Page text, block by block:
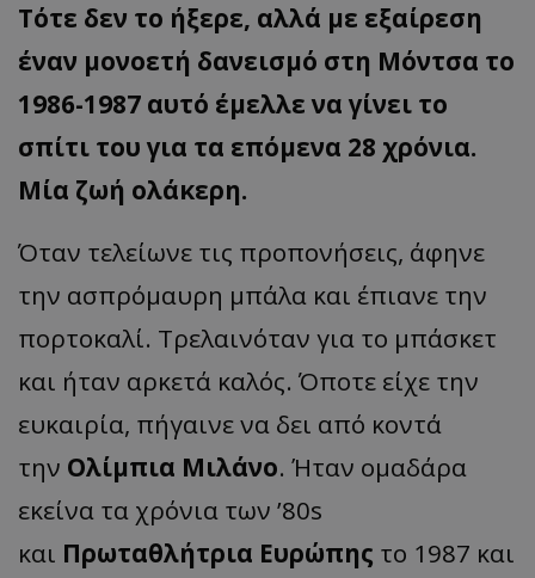
Τότε δεν το ήξερε, αλλά με εξαίρεση
έναν μονοετή δανεισμό στη Μόντσα το
1986-1987 αυτό έμελλε να γίνει το
σπίτι του για τα επόμενα 28 χρόνια.
Μία ζωή ολάκερη.
Όταν τελείωνε τις προπονήσεις, άφηνε
την ασπρόμαυρη μπάλα και έπιανε την
πορτοκαλί. Τρελαινόταν για το μπάσκετ
και ήταν αρκετά καλός. Όποτε είχε την
ευκαιρία, πήγαινε να δει από κοντά
την Ολίμπια Μιλάνο. Ήταν ομαδάρα
εκείνα τα χρόνια των ’80s
και Πρωταθλήτρια Ευρώπης το 1987 και